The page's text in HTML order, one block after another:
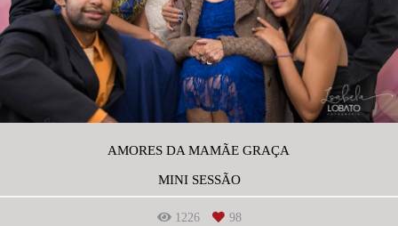
AMORES DA MAMÃE GRAÇA
MINI SESSÃO
1226 98